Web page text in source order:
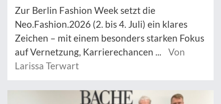
Zur Berlin Fashion Week setzt die
Neo.Fashion.2026 (2. bis 4. Juli) ein klares
Zeichen – mit einem besonders starken Fokus
auf Vernetzung, Karrierechancen ...
Von
Larissa Terwart